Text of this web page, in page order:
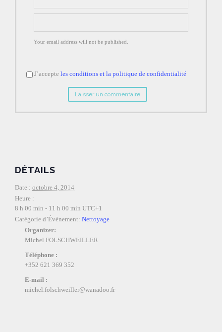
Your email address will not be published.
J’accepte les conditions et la politique de confidentialité
DÉTAILS
Date : octobre 4, 2014
Heure :
8 h 00 min - 11 h 00 min UTC+1
Catégorie d’Évènement: Nettoyage
Organizer:
Michel FOLSCHWEILLER
Téléphone :
+352 621 369 352
E-mail :
michel.folschweiller@wanadoo.fr